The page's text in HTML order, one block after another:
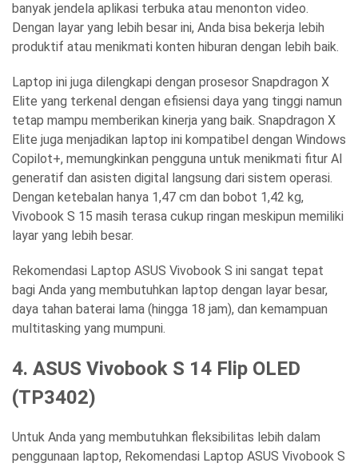
banyak jendela aplikasi terbuka atau menonton video.
Dengan layar yang lebih besar ini, Anda bisa bekerja lebih
produktif atau menikmati konten hiburan dengan lebih baik.
Laptop ini juga dilengkapi dengan prosesor Snapdragon X
Elite yang terkenal dengan efisiensi daya yang tinggi namun
tetap mampu memberikan kinerja yang baik. Snapdragon X
Elite juga menjadikan laptop ini kompatibel dengan Windows
Copilot+, memungkinkan pengguna untuk menikmati fitur AI
generatif dan asisten digital langsung dari sistem operasi.
Dengan ketebalan hanya 1,47 cm dan bobot 1,42 kg,
Vivobook S 15 masih terasa cukup ringan meskipun memiliki
layar yang lebih besar.
Rekomendasi Laptop ASUS Vivobook S ini sangat tepat
bagi Anda yang membutuhkan laptop dengan layar besar,
daya tahan baterai lama (hingga 18 jam), dan kemampuan
multitasking yang mumpuni.
4. ASUS Vivobook S 14 Flip OLED
(TP3402)
Untuk Anda yang membutuhkan fleksibilitas lebih dalam
penggunaan laptop, Rekomendasi Laptop ASUS Vivobook S